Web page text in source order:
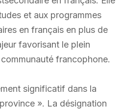
et aux programmes
en français en plus de
favorisant le plein
francophone.
significatif dans la
». La désignation